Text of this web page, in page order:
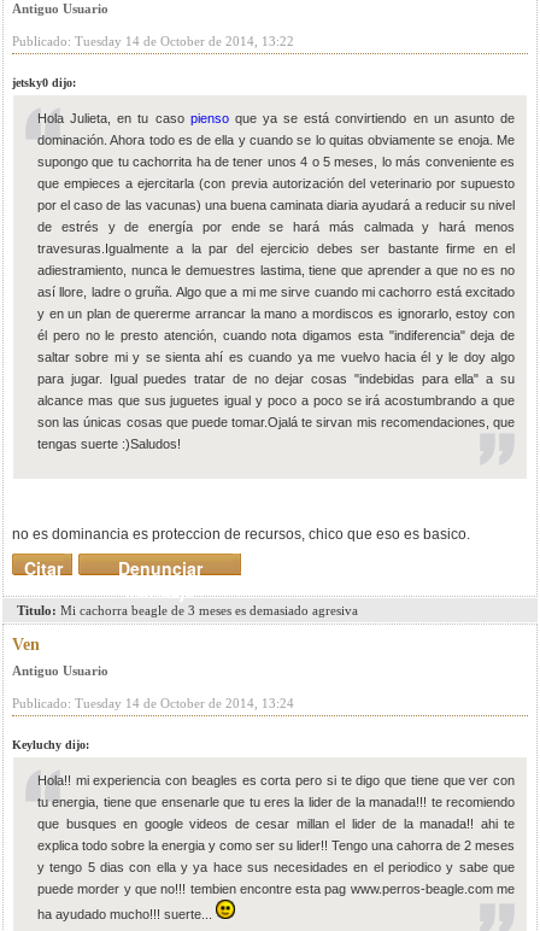
Antiguo Usuario
Publicado: Tuesday 14 de October de 2014, 13:22
jetsky0 dijo:
Hola Julieta, en tu caso piensoque ya se está convirtiendo en un asunto de
dominación. Ahora todo es de ella y cuando se lo quitas obviamente se enoja. Me
supongo que tu cachorrita ha de tener unos 4 o 5 meses, lo más conveniente es
que empieces a ejercitarla (con previa autorización del veterinario por supuesto
por el caso de las vacunas) una buena caminata diaria ayudará a reducir su nivel
de estrés y de energía por ende se hará más calmada y hará menos
travesuras.Igualmente a la par del ejercicio debes ser bastante firme en el
adiestramiento, nunca le demuestres lastima, tiene que aprender a que no es no
así llore, ladre o gruña. Algo que a mi me sirve cuando mi cachorro está excitado
y en un plan de quererme arrancar la mano a mordiscos es ignorarlo, estoy con
él pero no le presto atención, cuando nota digamos esta "indiferencia" deja de
saltar sobre mi y se sienta ahí es cuando ya me vuelvo hacia él y le doy algo
para jugar. Igual puedes tratar de no dejar cosas "indebidas para ella" a su
alcance mas que sus juguetes igual y poco a poco se irá acostumbrando a que
son las únicas cosas que puede tomar.Ojalá te sirvan mis recomendaciones, que
tengas suerte :)Saludos!
no es dominancia es proteccion de recursos, chico que eso es basico.
Denunciar
mensaje
Citar
Titulo: Mi cachorra beagle de 3 meses es demasiado agresiva
Ven
Antiguo Usuario
Publicado: Tuesday 14 de October de 2014, 13:24
Keyluchy dijo:
Hola!! mi experiencia con beagles es corta pero si te digo que tiene que ver con
tu energia, tiene que ensenarle que tu eres la lider de la manada!!! te recomiendo
que busques en google videos de cesar millan el lider de la manada!! ahi te
explica todo sobre la energia y como ser su lider!! Tengo una cahorra de 2 meses
y tengo 5 dias con ella y ya hace sus necesidades en el periodico y sabe que
puede morder y que no!!! tembien encontre esta pag www.perros-beagle.com me
ha ayudado mucho!!! suerte...